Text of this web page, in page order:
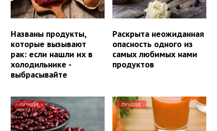
Названы продукты,
которые вызывают
рак: если нашли их в
холодильнике -
выбрасывайте
Раскрыта неожиданная
опасность одного из
самых любимых нами
продуктов
ЛУЧШЕЕ ЛУЧШЕЕ